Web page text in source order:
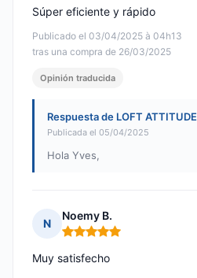
Publicado el 03/04/2025 à 04h13
tras una compra de 26/03/2025
Súper eficiente y rápido
Opinión traducida
Respuesta de LOFT ATTITUDE
Publicada el 05/04/2025
Hola Yves,
N
Noemy B.
Nota: 5 de 5
Muy satisfecho